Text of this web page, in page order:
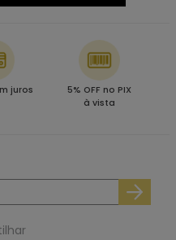
juros
5% OFF no PIX
à vista